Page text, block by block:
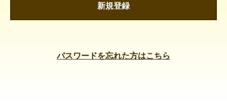
新規登録
パスワードを忘れた方はこちら